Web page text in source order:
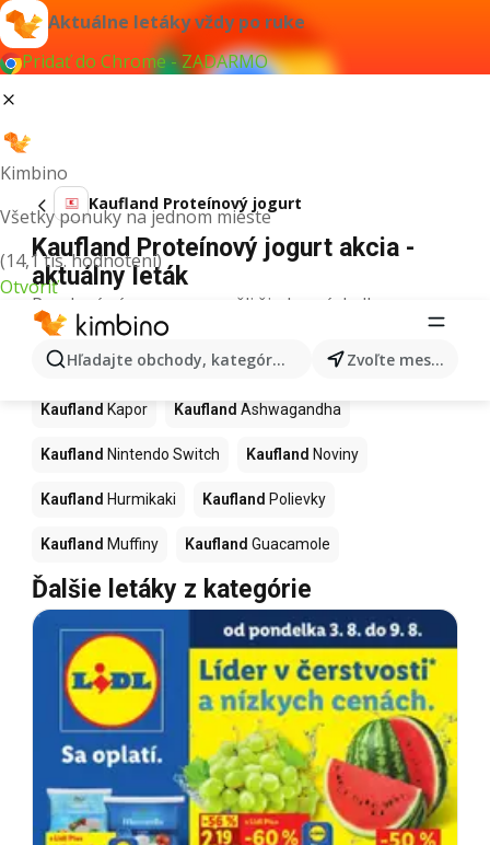
Aktuálne letáky vždy po ruke
Pridať do Chrome - ZADARMO
Kimbino
Všetky ponuky na jednom mieste
(14,1 tis. hodnotení)
Otvoriť
Hľadajte obchody, kategórie, produkty... Zvoľte mesto
Kaufland Proteínový jogurt
Kaufland Proteínový jogurt akcia -
aktuálny leták
Pre daný výraz sme nenašli žiadne výsledky.
Ďalšie produkty v obchodoch
Kaufland
Kaufland Kapor Kaufland Ashwagandha
Kaufland Nintendo Switch Kaufland Noviny
Kaufland Hurmikaki Kaufland Polievky
Kaufland Muffiny Kaufland Guacamole
Ďalšie letáky z kategórie